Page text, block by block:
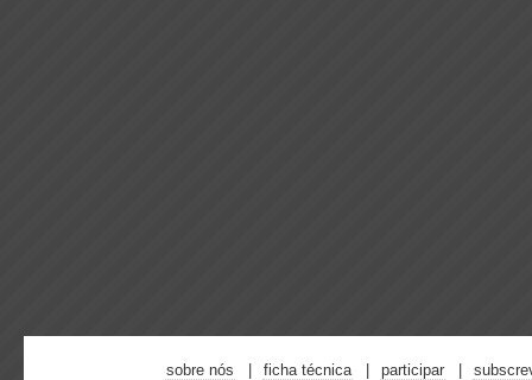
sobre nós ficha técnica participar